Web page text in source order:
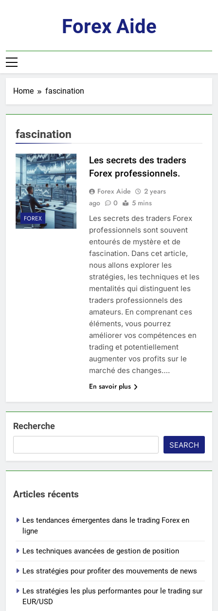
Forex Aide
Home fascination
fascination
FOREX
Les secrets des traders
Forex professionnels.
Forex Aide
2 years
ago
0 5 mins
Les secrets des traders Forex
professionnels sont souvent
entourés de mystère et de
fascination. Dans cet article,
nous allons explorer les
stratégies, les techniques et les
mentalités qui distinguent les
traders professionnels des
amateurs. En comprenant ces
éléments, vous pourrez
améliorer vos compétences en
trading et potentiellement
augmenter vos profits sur le
marché des changes….
En savoir plus
Recherche
SEARCH
Articles récents
Les tendances émergentes dans le trading Forex en
ligne
Les techniques avancées de gestion de position
Les stratégies pour profiter des mouvements de news
Les stratégies les plus performantes pour le trading sur
EUR/USD